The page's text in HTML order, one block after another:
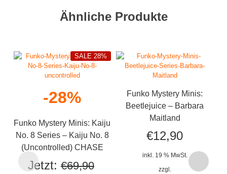
Ähnliche Produkte
-28%
Funko Mystery Minis: Kaiju
No. 8 Series – Kaiju No. 8
(Uncontrolled) CHASE
SALE 28%
Jetzt: €69,90
Funko Mystery Minis:
Beetlejuice – Barbara
Maitland
€12,90
inkl. 19 % MwSt.
zzgl.